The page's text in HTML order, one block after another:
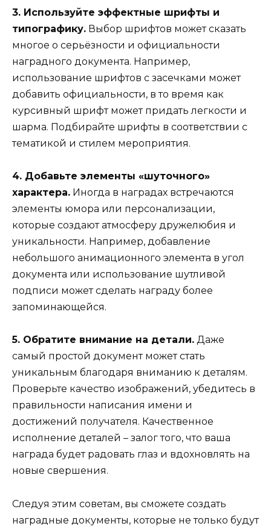
3. Используйте эффектные шрифты и
типографику. Выбор шрифтов может сказать
многое о серьёзности и официальности
наградного документа. Например,
использование шрифтов с засечками может
добавить официальности, в то время как
курсивный шрифт может придать легкости и
шарма. Подбирайте шрифты в соответствии с
тематикой и стилем мероприятия.
4. Добавьте элементы «шуточного»
характера. Иногда в наградах встречаются
элементы юмора или персонализации,
которые создают атмосферу дружелюбия и
уникальности. Например, добавление
небольшого анимационного элемента в угол
документа или использование шутливой
подписи может сделать награду более
запоминающейся.
5. Обратите внимание на детали. Даже
самый простой документ может стать
уникальным благодаря вниманию к деталям.
Проверьте качество изображений, убедитесь в
правильности написания имени и
достижений получателя. Качественное
исполнение деталей – залог того, что ваша
награда будет радовать глаз и вдохновлять на
новые свершения.
Следуя этим советам, вы сможете создать
наградные документы, которые не только будут